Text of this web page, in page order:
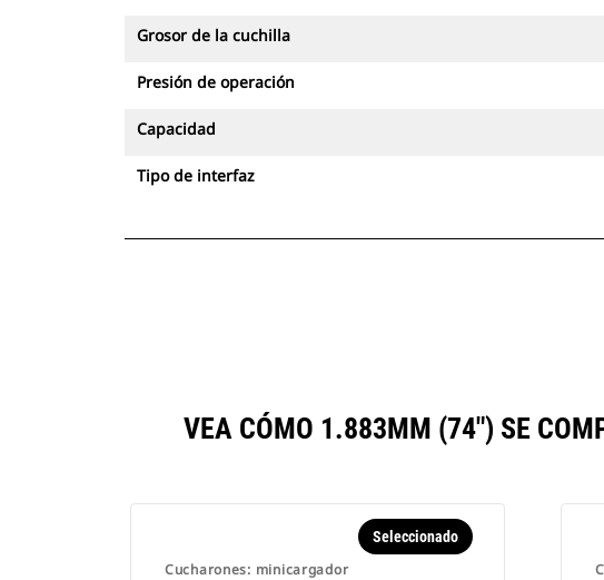
Grosor de la cuchilla
Presión de operación
Capacidad
Tipo de interfaz
VEA CÓMO 1.883MM (74") SE
Cucharones: minicargador
Seleccionado